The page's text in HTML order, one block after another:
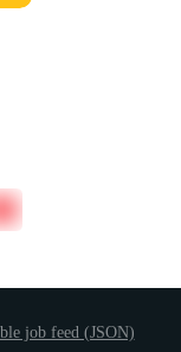
job feed (JSON)